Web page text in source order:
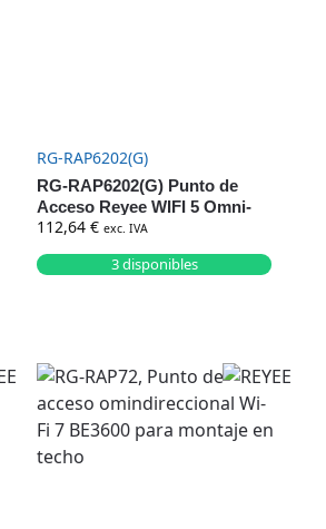
RG-RAP6202(G)
RG-RAP6202(G) Punto de
Acceso Reyee WIFI 5 Omni-
direccional para Exteriores Wi-
112,64€ exc. IVA
3 disponibles